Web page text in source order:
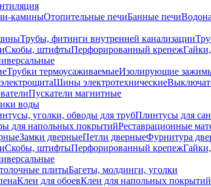
каминыОтопительные печиБанные печи
Трубы, фитинги внутренней канализации
Скобы, штифтыПерфорированный крепеж
Трубки термоусаживаемыеИзолирующие
Шины электротехнические
Пускатели магнитные
воды
уголки, обводы для трубПлинтусы для
для напольных покрытийРеставрационные
Замки дверныеПетли дверныеФурнитура
Скобы, штифтыПерфорированный крепеж
плитыБагеты, молдинги, уголки
Клеи для обоевКлеи для напольных покрытий